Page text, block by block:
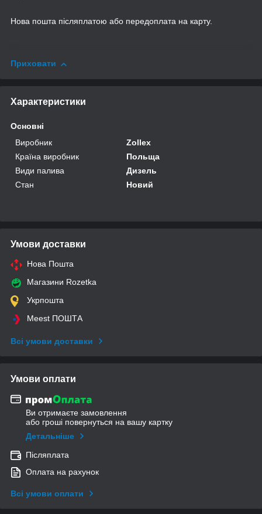
Нова пошта післяплатою або передоплата на карту.
Приховати
Характеристики
Основні
Виробник
Zollex
Країна виробник
Польща
Види палива
Дизель
Стан
Новий
Умови доставки
Нова Пошта
Магазини Rozetka
Укрпошта
Meest ПОШТА
Всі умови доставки
Умови оплати
Ви отримаєте замовлення
або гроші повернуться на вашу картку
Детальніше
Післяплата
Оплата на рахунок
Всі умови оплати